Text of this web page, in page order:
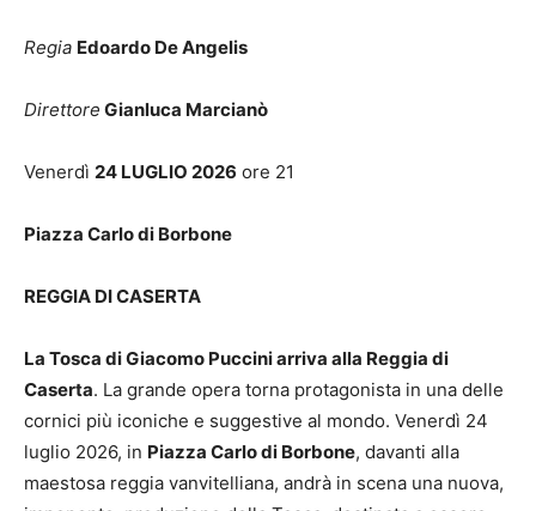
Regia Edoardo De Angelis
Direttore Gianluca Marcianò
Venerdì 24 LUGLIO 2026 ore 21
Piazza Carlo di Borbone
REGGIA DI CASERTA
La Tosca di Giacomo Puccini arriva alla Reggia di
Caserta. La grande opera torna protagonista in una delle
cornici più iconiche e suggestive al mondo. Venerdì 24
luglio 2026, in Piazza Carlo di Borbone, davanti alla
maestosa reggia vanvitelliana, andrà in scena una nuova,